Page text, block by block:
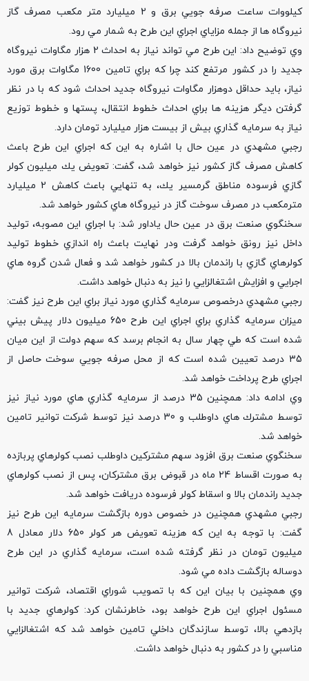
كيلووات ساعت صرفه جويي برق و 2 ميليارد متر مكعب مصرف گاز
نيروگاه ها از جمله مزاياي اجراي اين طرح به شمار مي رود.
وي توضيح داد: اين طرح مي تواند نياز به احداث 2 هزار مگاوات نيروگاه
جديد را در كشور مرتفع كند چرا كه براي تامين 1600 مگاوات برق مورد
نياز، بايد حداقل دوهزار مگاوات نيروگاه جديد احداث شود كه با در نظر
گرفتن ديگر هزينه ها براي احداث خطوط انتقال، پستها و خطوط توزيع
نياز به سرمايه گذاري بيش از بيست هزار ميليارد تومان دارد.
رجبي مشهدي در عين حال با اشاره به اين كه اجراي اين طرح باعث
كاهش مصرف گاز كشور نيز خواهد شد، گفت: تعويض يك ميليون كولر
گازي فرسوده مناطق گرمسير يك، به تنهايي باعث كاهش 2 ميليارد
مترمكعب در مصرف سوخت گاز در نيروگاه هاي كشور خواهد شد.
سخنگوي صنعت برق در عين حال ياداور شد: با اجراي اين مصوبه، توليد
داخل نيز رونق خواهد گرفت ودر نهايت باعث راه اندازي خطوط توليد
كولرهاي گازي با راندمان بالا در كشور خواهد شد و فعال شدن گروه هاي
اجرايي و افزايش اشتغالزايي را نيز به دنبال خواهد داشت.
رجبي مشهدي درخصوص سرمايه گذاري مورد نياز براي اين طرح نيز گفت:
ميزان سرمايه گذاري براي اجراي اين طرح 650 ميليون دلار پيش بيني
شده است كه طي چهار سال به انجام برسد كه سهم دولت از اين ميان
35 درصد تعيين شده است كه از محل صرفه جويي سوخت حاصل از
اجراي طرح پرداخت خواهد شد.
وي ادامه داد: همچنين 35 درصد از سرمايه گذاري هاي مورد نياز نيز
توسط مشترك هاي داوطلب و 30 درصد نيز توسط شركت توانير تامين
خواهد شد.
سخنگوي صنعت برق افزود سهم مشتركين داوطلب نصب كولرهاي پربازده
به صورت اقساط 24 ماه در قبوض برق مشتركان، پس از نصب كولرهاي
جديد راندمان بالا و اسقاط كولر فرسوده دريافت خواهد شد.
رجبي مشهدي همچنين در خصوص دوره بازگشت سرمايه اين طرح نيز
گفت: با توجه به اين كه هزينه تعويض هر كولر 650 دلار معادل 8
ميليون تومان در نظر گرفته شده است، سرمايه گذاري در اين طرح
دوساله بازگشت داده مي شود.
وي همچنين با بيان اين كه با تصويب شوراي اقتصاد، شركت توانير
مسئول اجراي اين طرح خواهد بود، خاطرنشان كرد: كولرهاي جديد با
بازدهي بالا، توسط سازندگان داخلي تامين خواهد شد كه اشتغالزايي
مناسبي را در كشور به دنبال خواهد داشت.